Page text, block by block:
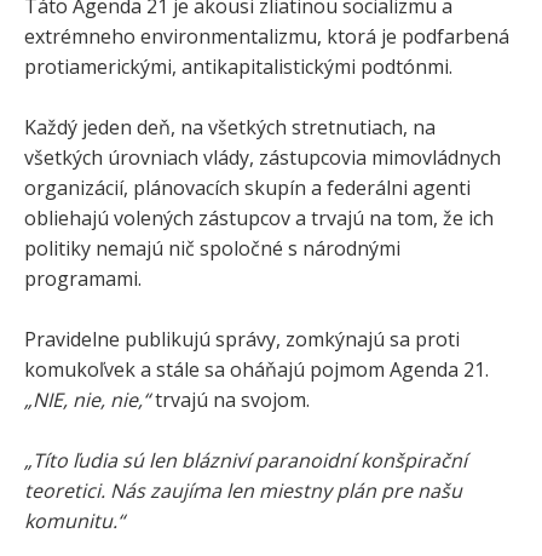
Táto Agenda 21 je akousi zliatinou socializmu a
extrémneho environmentalizmu, ktorá je podfarbená
protiamerickými, antikapitalistickými podtónmi.
Každý jeden deň, na všetkých stretnutiach, na
všetkých úrovniach vlády, zástupcovia mimovládnych
organizácií, plánovacích skupín a federálni agenti
obliehajú volených zástupcov a trvajú na tom, že ich
politiky nemajú nič spoločné s národnými
programami.
Pravidelne publikujú správy, zomkýnajú sa proti
komukoľvek a stále sa oháňajú pojmom Agenda 21.
„NIE, nie, nie,“trvajú na svojom.
„Títo ľudia sú len blázniví paranoidní konšpirační
teoretici. Nás zaujíma len miestny plán pre našu
komunitu.“